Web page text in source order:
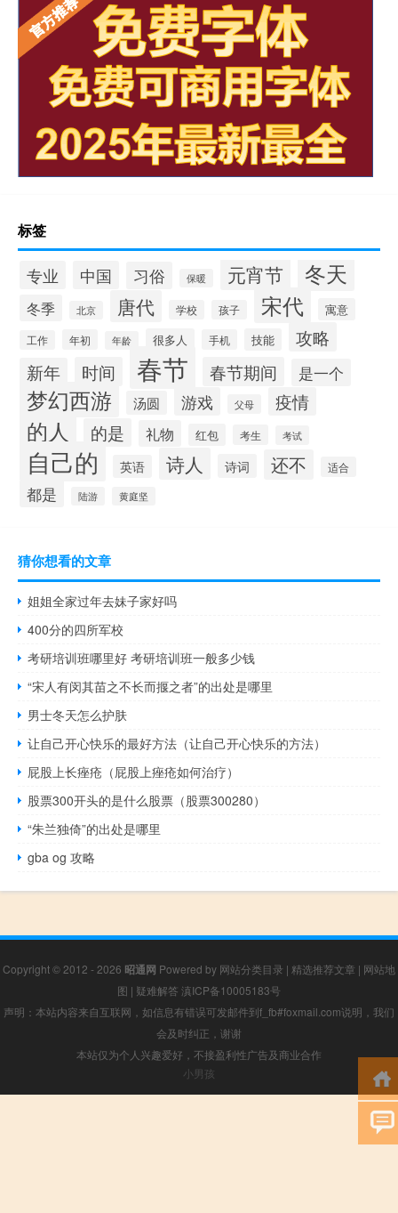
标签
专业 中国 习俗 保暖 元宵节 冬天
冬季 北京 唐代 学校 孩子 宋代 寓意
工作 年初 年龄 很多人 手机 技能 攻略
新年 时间 春节 春节期间 是一个
梦幻西游 汤圆 游戏 父母 疫情
的人 的是 礼物 红包 考生 考试
自己的 英语 诗人 诗词 还不 适合
都是 陆游 黄庭坚
猜你想看的文章
姐姐全家过年去妹子家好吗
400分的四所军校
考研培训班哪里好 考研培训班一般多少钱
“宋人有闵其苗之不长而揠之者”的出处是哪里
男士冬天怎么护肤
让自己开心快乐的最好方法（让自己开心快乐的方法）
屁股上长痤疮（屁股上痤疮如何治疗）
股票300开头的是什么股票（股票300280）
“朱兰独倚”的出处是哪里
gba og 攻略
Copyright © 2012 - 2026 昭通网 Powered by 网站分类目录 | 精选推荐文章 | 网站地
图 | 疑难解答 滇ICP备10005183号
声明：本站内容来自互联网，如信息有错误可发邮件到f_fb#foxmail.com说明，我们
会及时纠正，谢谢
本站仅为个人兴趣爱好，不接盈利性广告及商业合作
小男孩